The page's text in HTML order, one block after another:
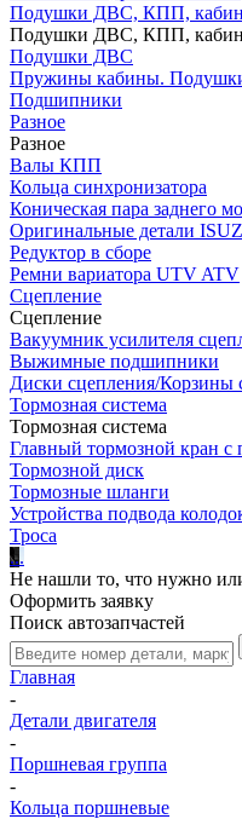
Подушки ДВС, КПП,
Подушки ДВС, КПП,
Подушки ДВС
Пружины кабины.
Подшипники
Разное
Разное
Валы КПП
Кольца синхронизатора
Коническая пара заднего
Оригинальные детали
Редуктор в сборе
Ремни вариатора UTV ATV
Сцепление
Сцепление
Вакуумник усилителя
Выжимные подшипники
Диски сцепления/Корзины
Тормозная система
Тормозная система
Главный тормозной кран с
Тормозной диск
Тормозные шланги
Устройства подвода
Троса
...
Не нашли то, что нужно
Оформить заявку
Поиск автозапчастей
Главная
-
Детали двигателя
-
Поршневая группа
-
Кольца поршневые